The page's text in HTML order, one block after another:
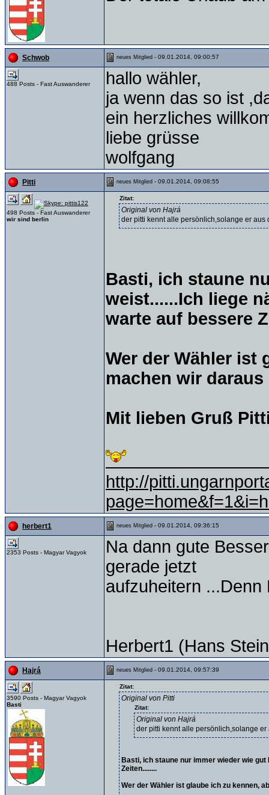
Schwob neues Mitglied - 09.01.2014, 09:00:57
488 Posts - Fast Auswanderer
hallo wähler,
ja wenn das so ist
ein herzliches
liebe grüsse
wolfgang
Pitti neues Mitglied - 09.01.2014, 09:08:55
498 Posts - Fast Auswanderer
wir sind berlin
Zitat:
Original von Hajrá
der pitti kennt alle persönlich,solange er aus
Basti, ich staune
weist......Ich liege
warte auf bessere
Wer der Wähler ist
machen wir
Mit lieben Gruß
http://
herbert1 neues Mitglied - 09.01.2014, 09:36:15
2353 Posts - Magyar Vagyok
Na dann gute
gerade jetzt
aufzuheitern
Herbert1 (Hans
Hajrá neues Mitglied - 09.01.2014, 09:57:39
3590 Posts - Magyar Vagyok
Basti
Zitat:
Original von Pitti
Zitat:
Original von Hajrá
der pitti kennt alle persönlich,solange
Basti, ich staune nur immer wieder wie
Zeiten........
Wer der Wähler ist glaube ich zu kennen,